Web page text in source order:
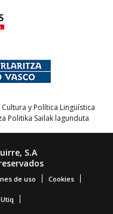
y Política Lingüística
Politika Sailak lagunduta
S.A
de uso Cookies